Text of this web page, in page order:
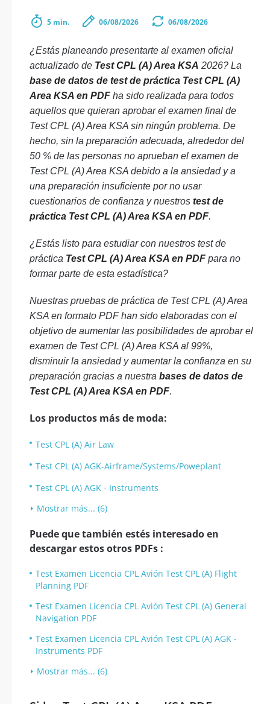
5 min. 06/08/2026 06/08/2026
¿Estás planeando presentarte al examen oficial
actualizado de Test CPL (A) Area KSA 2026? La
base de datos de test de práctica Test CPL (A)
Area KSA en PDF ha sido realizada para todos
aquellos que quieran aprobar el examen final de
Test CPL (A) Area KSA sin ningún problema. De
hecho, sin la preparación adecuada, alrededor del
50 % de las personas no aprueban el examen de
Test CPL (A) Area KSA debido a la ansiedad y a
una preparación insuficiente por no usar
cuestionarios de confianza y nuestros test de
práctica Test CPL (A) Area KSA en PDF.
¿Estás listo para estudiar con nuestros test de
práctica Test CPL (A) Area KSA en PDF para no
formar parte de esta estadística?
Nuestras pruebas de práctica de Test CPL (A) Area
KSA en formato PDF han sido elaboradas con el
objetivo de aumentar las posibilidades de aprobar el
examen de Test CPL (A) Area KSA al 99%,
disminuir la ansiedad y aumentar la confianza en su
preparación gracias a nuestra bases de datos de
Test CPL (A) Area KSA en PDF.
Los productos más de moda:
Test CPL (A) Air Law
Test CPL (A) AGK-Airframe/Systems/Poweplant
Test CPL (A) AGK - Instruments
Mostrar más... (6)
Puede que también estés interesado en
descargar estos otros PDFs :
Test Examen Licencia CPL Avión Test CPL (A) Flight
Planning PDF
Test Examen Licencia CPL Avión Test CPL (A) General
Navigation PDF
Test Examen Licencia CPL Avión Test CPL (A) AGK -
Instruments PDF
Mostrar más... (6)